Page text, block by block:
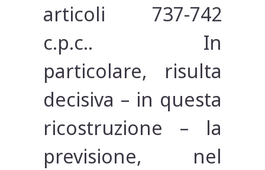
articoli 737-742
c.p.c.. In
particolare, risulta
decisiva – in questa
ricostruzione – la
previsione, nel